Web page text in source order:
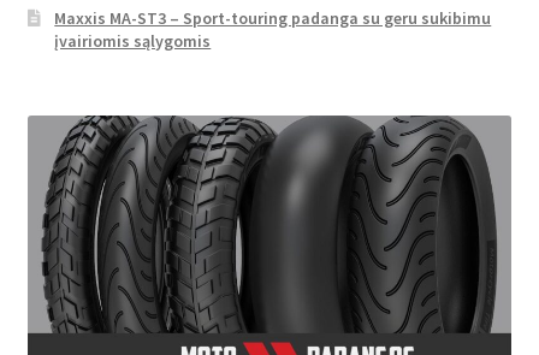
Maxxis MA-ST3 – Sport-touring padanga su geru sukibimu
įvairiomis sąlygomis